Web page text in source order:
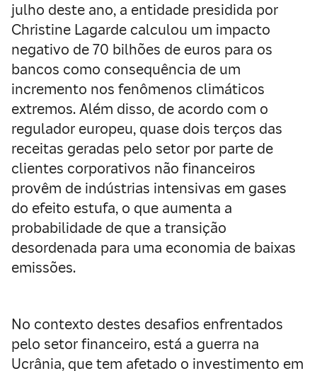
julho deste ano, a entidade presidida por
Christine Lagarde calculou um impacto
negativo de 70 bilhões de euros para os
bancos como consequência de um
incremento nos fenômenos climáticos
extremos. Além disso, de acordo com o
regulador europeu, quase dois terços das
receitas geradas pelo setor por parte de
clientes corporativos não financeiros
provêm de indústrias intensivas em gases
do efeito estufa, o que aumenta a
probabilidade de que a transição
desordenada para uma economia de baixas
emissões.
No contexto destes desafios enfrentados
pelo setor financeiro, está a guerra na
Ucrânia, que tem afetado o investimento em